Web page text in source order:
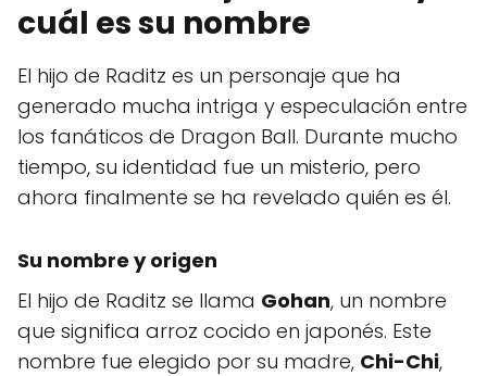
cuál es su nombre
El hijo de Raditz es un personaje que ha
generado mucha intriga y especulación entre
los fanáticos de Dragon Ball. Durante mucho
tiempo, su identidad fue un misterio, pero
ahora finalmente se ha revelado quién es él.
Su nombre y origen
El hijo de Raditz se llama Gohan, un nombre
que significa arroz cocido en japonés. Este
nombre fue elegido por su madre, Chi-Chi,